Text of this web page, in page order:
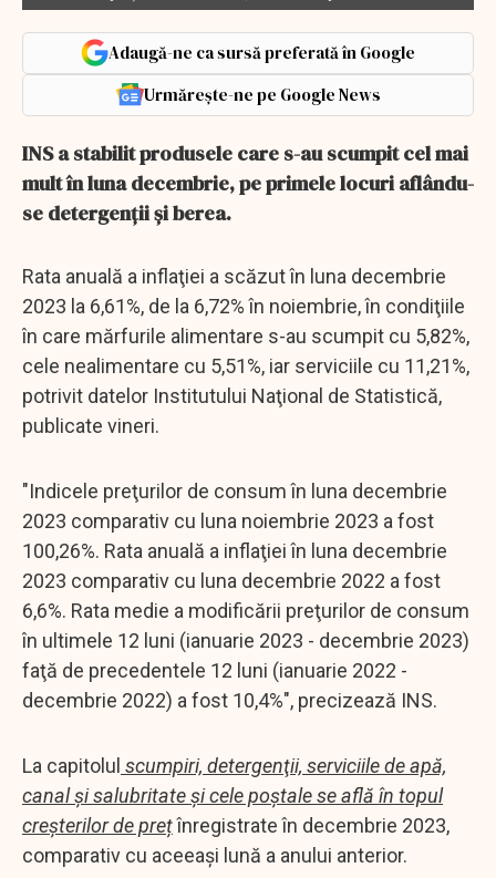
Adaugă-ne ca sursă preferată în Google
Urmărește-ne pe Google News
INS a stabilit produsele care s-au scumpit cel mai
mult în luna decembrie, pe primele locuri aflându-
se detergenții și berea.
Rata anuală a inflaţiei a scăzut în luna decembrie
2023 la 6,61%, de la 6,72% în noiembrie, în condiţiile
în care mărfurile alimentare s-au scumpit cu 5,82%,
cele nealimentare cu 5,51%, iar serviciile cu 11,21%,
potrivit datelor Institutului Naţional de Statistică,
publicate vineri.
"Indicele preţurilor de consum în luna decembrie
2023 comparativ cu luna noiembrie 2023 a fost
100,26%. Rata anuală a inflaţiei în luna decembrie
2023 comparativ cu luna decembrie 2022 a fost
6,6%. Rata medie a modificării preţurilor de consum
în ultimele 12 luni (ianuarie 2023 - decembrie 2023)
faţă de precedentele 12 luni (ianuarie 2022 -
decembrie 2022) a fost 10,4%", precizează INS.
La capitolul scumpiri, detergenţii, serviciile de apă,
canal şi salubritate şi cele poştale se află în topul
creșterilor de prețînregistrate în decembrie 2023,
comparativ cu aceeaşi lună a anului anterior.